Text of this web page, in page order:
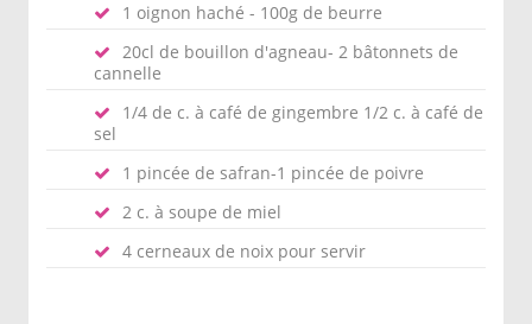
1 oignon haché - 100g de beurre
20cl de bouillon d'agneau- 2 bâtonnets de
cannelle
1/4 de c. à café de gingembre 1/2 c. à café de
sel
1 pincée de safran-1 pincée de poivre
2 c. à soupe de miel
4 cerneaux de noix pour servir